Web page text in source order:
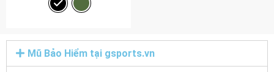
Mũ Bảo Hiểm tại gsports.vn